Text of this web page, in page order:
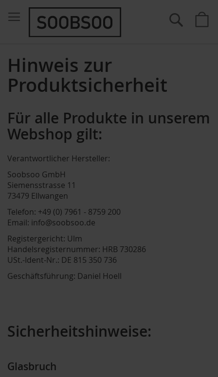
Suche
Hinweis zur
Produktsicherheit
Für alle Produkte in unserem
Webshop gilt:
Verantwortlicher Hersteller:
Soobsoo GmbH
Siemensstrasse 11
73479 Ellwangen
Telefon: +49 (0) 7961 - 8759 200
Email: info@soobsoo.de
Registergericht: Ulm
Handelsregisternummer: HRB 730286
USt.-Ident-Nr.: DE 815 350 736
Geschäftsführung: Daniel Hoell
Sicherheitshinweise:
Glasbruch